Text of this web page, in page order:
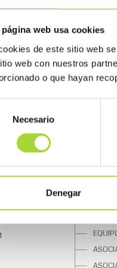
página web usa cookies
de este sitio web
web con nuestros
o que hayan
Necesario
Denegar
SOBRE